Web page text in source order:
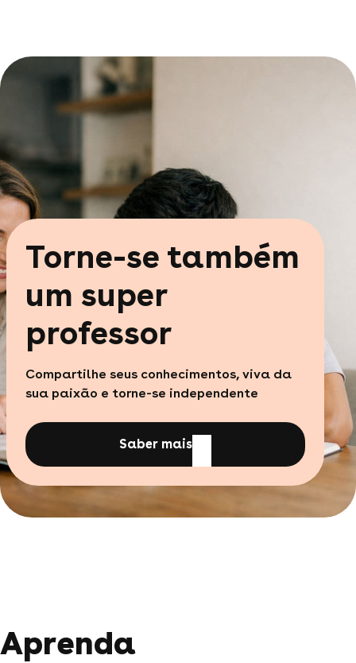
Torne-se também
um super
professor
Compartilhe seus conhecimentos, viva da
sua paixão e torne-se independente
Saber mais
Aprenda